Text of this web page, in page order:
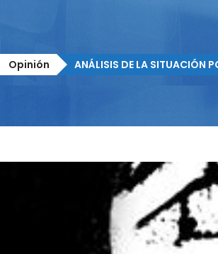
Opinión ANÁLISIS DE LA